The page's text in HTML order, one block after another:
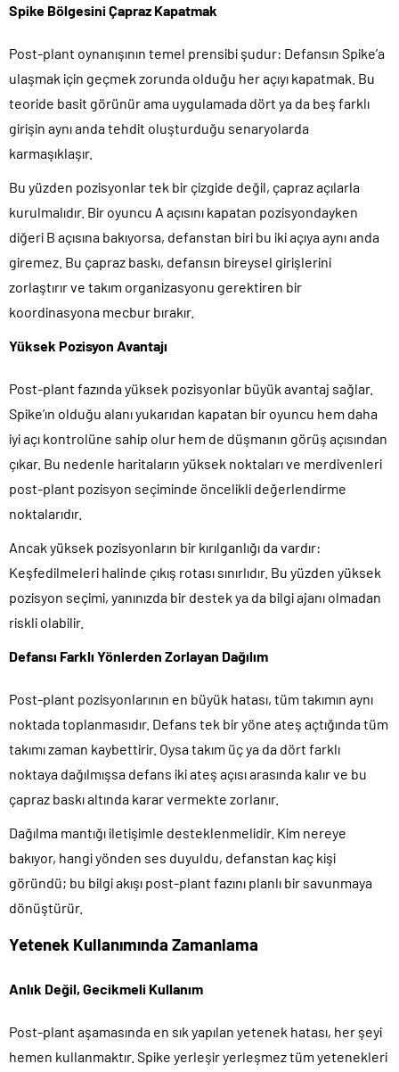
Spike Bölgesini Çapraz Kapatmak
Post-plant oynanışının temel prensibi şudur: Defansın Spike’a
ulaşmak için geçmek zorunda olduğu her açıyı kapatmak. Bu
teoride basit görünür ama uygulamada dört ya da beş farklı
girişin aynı anda tehdit oluşturduğu senaryolarda
karmaşıklaşır.
Bu yüzden pozisyonlar tek bir çizgide değil, çapraz açılarla
kurulmalıdır. Bir oyuncu A açısını kapatan pozisyondayken
diğeri B açısına bakıyorsa, defanstan biri bu iki açıya aynı anda
giremez. Bu çapraz baskı, defansın bireysel girişlerini
zorlaştırır ve takım organizasyonu gerektiren bir
koordinasyona mecbur bırakır.
Yüksek Pozisyon Avantajı
Post-plant fazında yüksek pozisyonlar büyük avantaj sağlar.
Spike’ın olduğu alanı yukarıdan kapatan bir oyuncu hem daha
iyi açı kontrolüne sahip olur hem de düşmanın görüş açısından
çıkar. Bu nedenle haritaların yüksek noktaları ve merdivenleri
post-plant pozisyon seçiminde öncelikli değerlendirme
noktalarıdır.
Ancak yüksek pozisyonların bir kırılganlığı da vardır:
Keşfedilmeleri halinde çıkış rotası sınırlıdır. Bu yüzden yüksek
pozisyon seçimi, yanınızda bir destek ya da bilgi ajanı olmadan
riskli olabilir.
Defansı Farklı Yönlerden Zorlayan Dağılım
Post-plant pozisyonlarının en büyük hatası, tüm takımın aynı
noktada toplanmasıdır. Defans tek bir yöne ateş açtığında tüm
takımı zaman kaybettirir. Oysa takım üç ya da dört farklı
noktaya dağılmışsa defans iki ateş açısı arasında kalır ve bu
çapraz baskı altında karar vermekte zorlanır.
Dağılma mantığı iletişimle desteklenmelidir. Kim nereye
bakıyor, hangi yönden ses duyuldu, defanstan kaç kişi
göründü; bu bilgi akışı post-plant fazını planlı bir savunmaya
dönüştürür.
Yetenek Kullanımında Zamanlama
Anlık Değil, Gecikmeli Kullanım
Post-plant aşamasında en sık yapılan yetenek hatası, her şeyi
hemen kullanmaktır. Spike yerleşir yerleşmez tüm yetenekleri